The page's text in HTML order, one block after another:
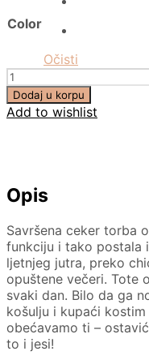
Color
Očisti
Količina
Dodaj u korpu
Add to wishlist
Opis
Savršena ceker torba
funkciju i tako postala
ljetnjeg jutra, preko
opuštene večeri. Tote
svaki dan. Bilo da ga
košulju i kupaći
obećavamo ti –
to i jesi!